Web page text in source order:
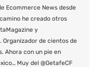
Ecommerce News desde
he creado otros
y
Organizador de cientos de
Ahora con un pie en
Muy del @GetafeCF